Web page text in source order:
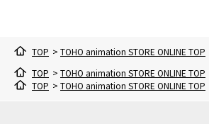
TOP > TOHO animation STORE ONLINE TOP
TOP > TOHO animation STORE ONLINE TOP
TOP > TOHO animation STORE ONLINE TOP